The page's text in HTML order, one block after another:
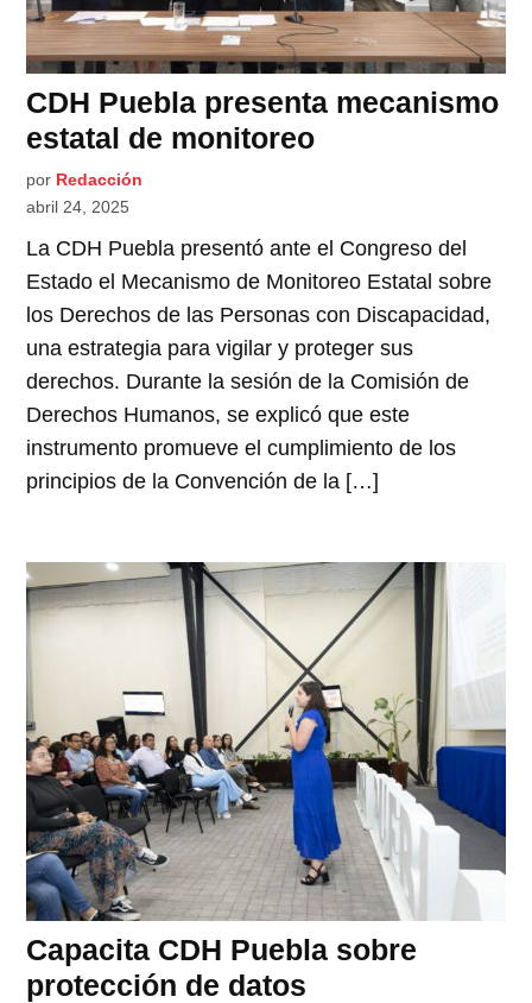
CDH Puebla presenta mecanismo
estatal de monitoreo
por Redacción
abril 24, 2025
La CDH Puebla presentó ante el Congreso del
Estado el Mecanismo de Monitoreo Estatal sobre
los Derechos de las Personas con Discapacidad,
una estrategia para vigilar y proteger sus
derechos. Durante la sesión de la Comisión de
Derechos Humanos, se explicó que este
instrumento promueve el cumplimiento de los
principios de la Convención de la […]
Capacita CDH Puebla sobre
protección de datos